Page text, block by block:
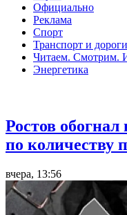
Официально
Реклама
Спорт
Транспорт и дороги
Читаем. Смотрим.
Энергетика
Ростов обогнал
по количеству
вчера, 13:56